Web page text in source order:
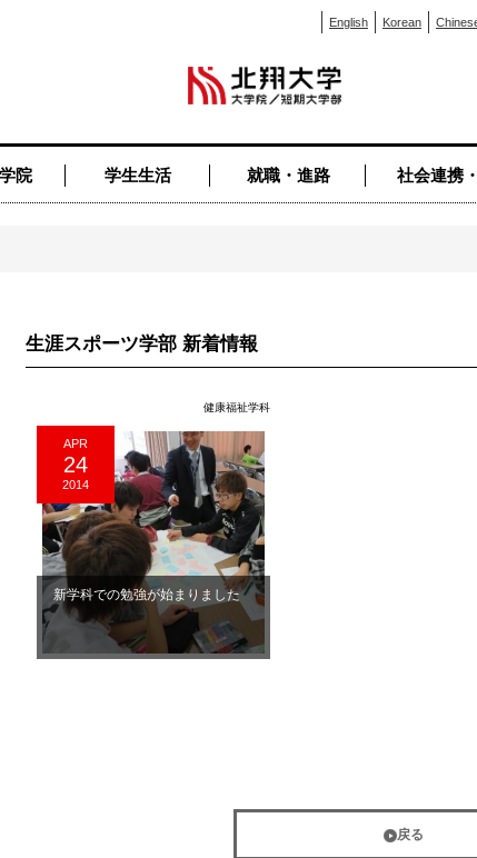
English Korean
院 学生生活 就職・進路 社会連携
生涯スポーツ学部 新着情報
健康福祉学科
APR
24
2014
新学科での勉強が始まりました
戻る